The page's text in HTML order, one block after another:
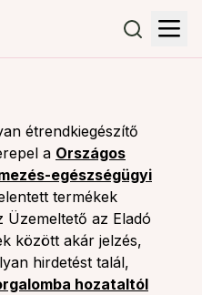
étrendkiegészítő
a Országos
egészségügyi
termékek
Üzemeltető az Eladó
között akár jelzés,
hirdetést talál,
hozataltól